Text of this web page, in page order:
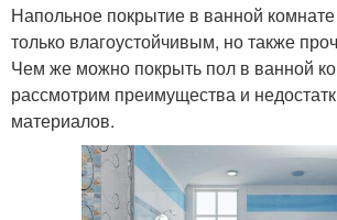
Напольное покрытие в ванной
только влагоустойчивым, но также
Чем же можно покрыть пол в ванной
рассмотрим преимущества и
материалов.